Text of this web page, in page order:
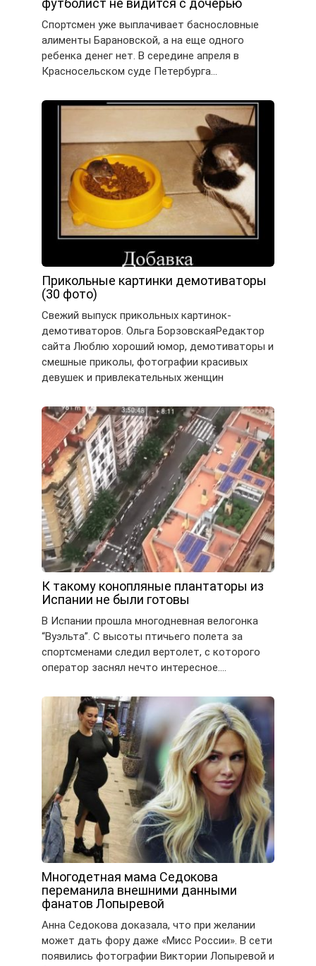
футболист не видится с дочерью
Спортсмен уже выплачивает баснословные
алименты Барановской, а на еще одного
ребенка денег нет. В середине апреля в
Красносельском суде Петербурга…
Прикольные картинки демотиваторы
(30 фото)
Свежий выпуск прикольных картинок-
демотиваторов. Ольга БорзовскаяРедактор
сайта Люблю хороший юмор, демотиваторы и
смешные приколы, фотографии красивых
девушек и привлекательных женщин
К такому конопляные плантаторы из
Испании не были готовы
В Испании прошла многодневная велогонка
“Вуэльта”. С высоты птичьего полета за
спортсменами следил вертолет, с которого
оператор заснял нечто интересное….
Многодетная мама Седокова
переманила внешними данными
фанатов Лопыревой
Анна Седокова доказала, что при желании
может дать фору даже «Мисс России». В сети
появились фотографии Виктории Лопыревой и